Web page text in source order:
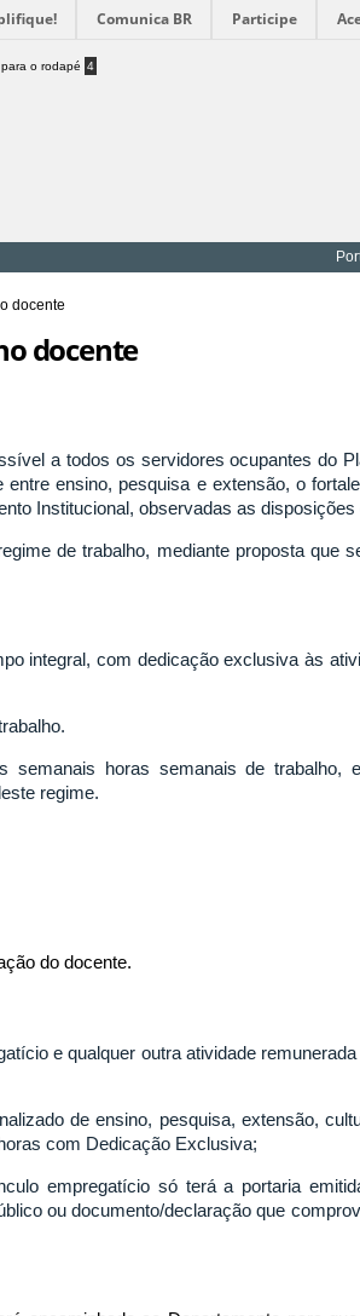
Comunica BR Participe
para o rodapé 4
docente
docente
a todos os servidores ocupantes do
ensino, pesquisa e extensão, o
Institucional, observadas as disposições
de trabalho, mediante proposta que
integral, com dedicação exclusiva às
horas semanais de trabalho,
regime.
do docente.
e qualquer outra atividade
de ensino, pesquisa, extensão,
com Dedicação Exclusiva;
empregatício só terá a portaria
ou documento/declaração que